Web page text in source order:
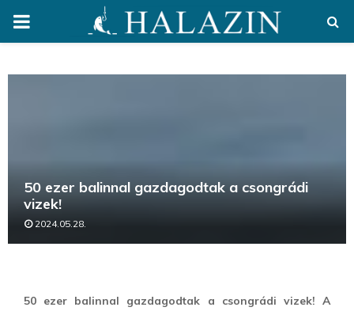
PRIMARY
50 ezer balinnal gazdagodtak a csongrádi
vizek!
2024.05.28.
50 ezer balinnal gazdagodtak a csongrádi vizek! A